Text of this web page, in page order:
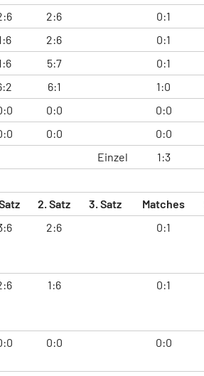
2:6 0:1
2:6 0:1
5:7 0:1
6:1 1:0
0:0 0:0
0:0 0:0
Einzel
1:3
2. Satz 3. Satz Matches
2:6 0:1
1:6 0:1
0:0 0:0